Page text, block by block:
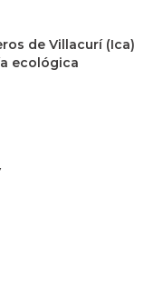
de Villacurí (Ica)
ecológica